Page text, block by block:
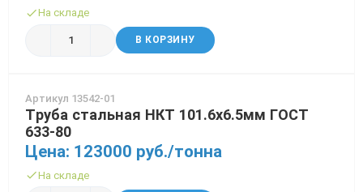
На складе
В КОРЗИНУ
Артикул 13542-01
Труба стальная НКТ 101.6х6.5мм ГОСТ
633-80
Цена: 123000 руб./тонна
На складе